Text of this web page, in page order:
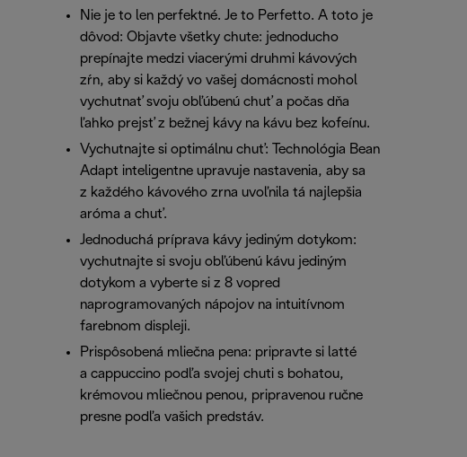
Nie je to len perfektné. Je to Perfetto. A toto je
dôvod: Objavte všetky chute: jednoducho
prepínajte medzi viacerými druhmi kávových
zŕn, aby si každý vo vašej domácnosti mohol
vychutnať svoju obľúbenú chuť a počas dňa
ľahko prejsť z bežnej kávy na kávu bez kofeínu.
Vychutnajte si optimálnu chuť: Technológia Bean
Adapt inteligentne upravuje nastavenia, aby sa
z každého kávového zrna uvoľnila tá najlepšia
aróma a chuť.
Jednoduchá príprava kávy jediným dotykom:
vychutnajte si svoju obľúbenú kávu jediným
dotykom a vyberte si z 8 vopred
naprogramovaných nápojov na intuitívnom
farebnom displeji.
Prispôsobená mliečna pena: pripravte si latté
a cappuccino podľa svojej chuti s bohatou,
krémovou mliečnou penou, pripravenou ručne
presne podľa vašich predstáv.